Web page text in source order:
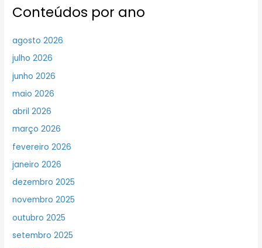
Conteúdos por ano
agosto 2026
julho 2026
junho 2026
maio 2026
abril 2026
março 2026
fevereiro 2026
janeiro 2026
dezembro 2025
novembro 2025
outubro 2025
setembro 2025